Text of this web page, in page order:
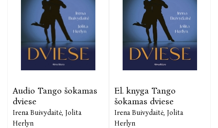
Audio Tango šokamas
dviese
Irena Buivydaitė, Jolita
Herlyn
El. knyga Tango
šokamas dviese
Irena Buivydaitė, Jolita
Herlyn